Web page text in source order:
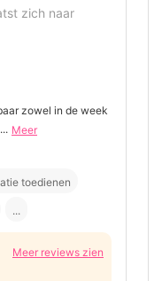
zich naar
zowel in de week
Meer
toedienen
...
Meer reviews zien